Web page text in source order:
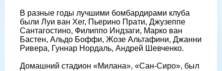
В разные годы лучшими бомбардирами клуба
были Луи ван Хег, Пьерино Прати, Джузеппе
Сантагостино, Филиппо Индзаги, Марко ван
Бастен, Альдо Боффи, Жозе Альтафини, Джанни
Ривера, Гуннар Нордаль, Андрей Шевченко.
Домашний стадион «Милана», «Сан-Сиро», был